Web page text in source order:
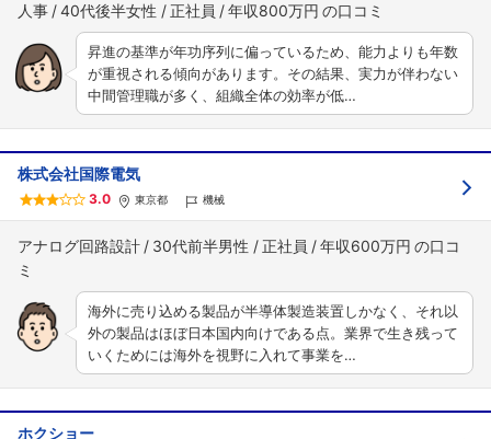
人事 40代後半女性 正社員 年収800万円
昇進の基準が年功序列に偏っているため、能力よりも年数
が重視される傾向があります。その結果、実力が伴わない
中間管理職が多く、組織全体の効率が低…
株式会社国際電気
3.0 東京都 機械
アナログ回路設計 30代前半男性 正社員 年収600万円
海外に売り込める製品が半導体製造装置しかなく、それ以
外の製品はほぼ日本国内向けである点。業界で生き残って
いくためには海外を視野に入れて事業を…
ホクショー